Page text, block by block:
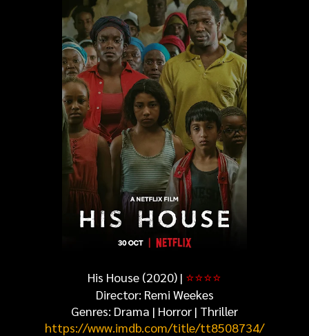
His House (2020) | ⭐⭐⭐⭐
Director: Remi Weekes
Genres: Drama | Horror | Thriller
https://www.imdb.com/title/tt8508734/